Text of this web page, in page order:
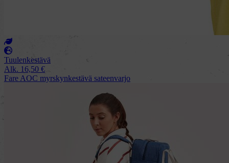
Tuulenkestävä
Alk. 16,50 €
Fare AOC myrskynkestävä sateenvarjo